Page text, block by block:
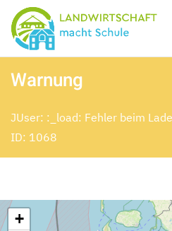
Skip to main content
Warnung
JUser: :_load: Fehler beim
ID: 1068
+